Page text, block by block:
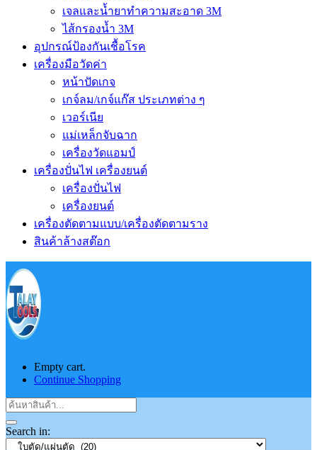
เจลและน้ำยาทำความสะอาด 3M
ไส้กรองน้ำ 3M
อุปกรณ์ป้องกันเชื้อโรค
เครื่องมือวัดค่า
หน้าปัดเกจ
เกจ์ลม/เกจ์แก๊ส ประเภทต่าง ๆ
เวอร์เนีย
แม่เหล็กจับฉาก
เครื่องวัดแอมป์
เครื่องปั่นไฟ เครื่องยนต์
เครื่องปั่นไฟ
เครื่องยนต์
เครื่องตัดตามแบบ/เครื่องตัดตามราง
สินค้าล้างสต๊อก
Empty cart.
Continue Shopping
Search in: